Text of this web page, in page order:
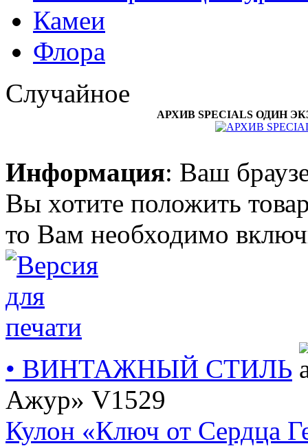
Камеи
Флора
Случайное
АРХИВ SPECIALS ОДИН ЭКЗ
Информация: Ваш
Вы хотите положить
то Вам необходимо
• ВИНТАЖНЫЙ СТИЛЬ
Ажур» V1529
Кулон «Ключ от Сердца